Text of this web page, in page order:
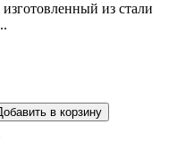
из стали